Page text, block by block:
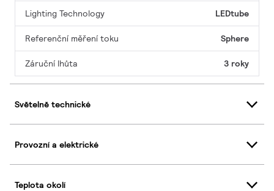
Lighting Technology LEDtube
Referenční měření toku Sphere
Záruční lhůta 3 roky
Světelně technické
Provozní a elektrické
Teplota okolí